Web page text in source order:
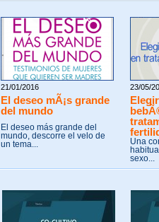
21/01/2016
El deseo mÃ¡s grande
del mundo
El deseo más grande del
mundo, descorre el velo de
un tema...
23/05/
Una
sexo...